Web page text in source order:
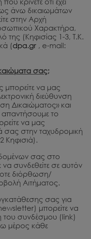
άνω δικαιωμάτων
στην Αρχή
Χαρακτήρα,
της (Κηφισίας 1-3, Τ.Κ.
(dpa.gr , e-mail:
σας;
μπορείτε να μας
διεύθυνση
Δικαιώματος» και
απαντήσουμε το
να μας
σας στην ταχυδρομική
Κηφισιά).
σας στο
συνδεθείτε σε αυτόν
διόρθωση/
Αιτήματος.
σας για
μπορείτε να
του συνδέσμου (link)
μέρος κάθε